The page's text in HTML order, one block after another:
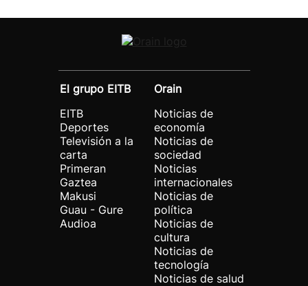
El grupo EITB
EITB
Deportes
Televisión a la
carta
Primeran
Gaztea
Makusi
Guau - Gure
Audioa
Orain
Noticias de
economía
Noticias de
sociedad
Noticias
internacionales
Noticias de
política
Noticias de
cultura
Noticias de
tecnología
Noticias de salud